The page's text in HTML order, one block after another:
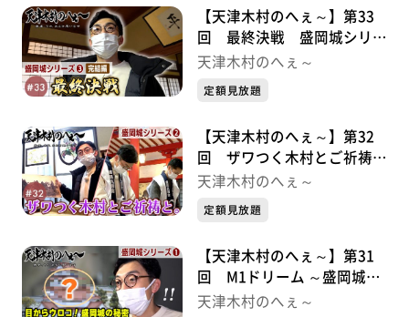
【天津木村のへぇ～】第33
回 最終決戦 盛岡城シリー
ズ③
天津木村のへぇ～
定額見放題
【天津木村のへぇ～】第32
回 ザワつく木村とご祈祷
と。 盛岡城シリーズ②
天津木村のへぇ～
定額見放題
【天津木村のへぇ～】第31
回 M1ドリーム ～盛岡城シ
リーズ①
天津木村のへぇ～